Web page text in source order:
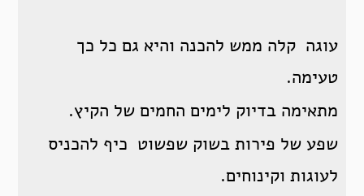
עוגה קלה ממש להכנה והיא גם כל כך
טעימה.
מתאימה בדיוק לימים החמים של הקיץ.
שפע של פירות בשוק שפשוט כיף להכניס
לעוגות וקינוחים.